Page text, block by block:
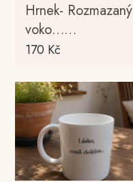
Hrnek- Rozmazaný
voko……
170 Kč